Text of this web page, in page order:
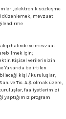
elektronik sözleşme
düzenlemek; mevzuat
halinde ve mevzuat
için;
Kişisel verilerinizin
Yukarıda belirtilen
kişi / kuruluşlar;
ve Tic. A.Ş. olmak üzere,
faaliyetlerimizi
yaptığımız program